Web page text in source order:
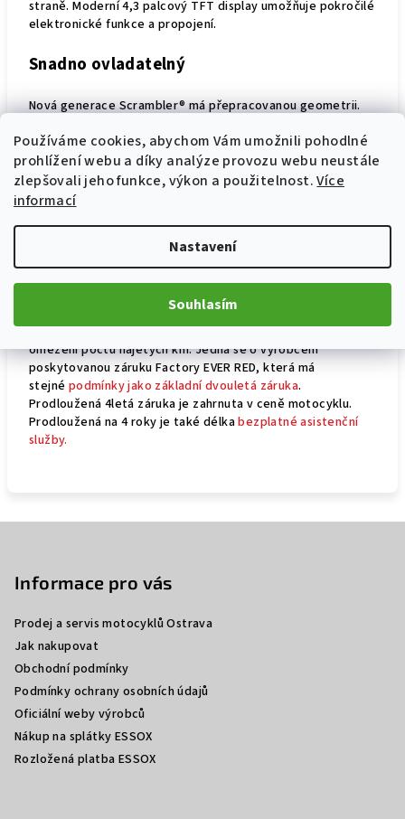
Používáme cookies, abychom Vám umožnili pohodlné
prohlížení webu a díky analýze provozu webu neustále
zlepšovali jeho funkce, výkon a použitelnost.Více
informací
Nastavení
Souhlasím
straně. Moderní 4,3 palcový TFT display umožňuje pokročilé
elektronické funkce a propojení.
Snadno ovladatelný
Nová generace Scrambler® má přepracovanou geometrii.
v centrální poloze. Změněný je úhel řízení a poloha řídítek.
Díky modernizaci motoru Desmodue 800, typického pro
tuto modelovou řadu, došlo ke snížení hmotnosti
motocyklu o 4 kg. Tím vším se ještě více zlepšila
umožňuje pokročilé elektronické funkce a propojení.
Prodloužená záruka 4Ever Ducati
Nově je k základní dvouleté záruce na všechny motocykly
poskytována záruka prodloužená o dalších 24 měsíců bez
omezení počtu najetých km. Jedná se o výrobcem
poskytovanou záruku Factory EVER RED, která má
stejné podmínky jako základní dvouletá záruka.
Prodloužená 4letá záruka je zahrnuta v ceně motocyklu.
Prodloužená na 4 roky je také délkabezplatné asistenční
služby.
Informace pro vás
Prodej a servis motocyklů Ostrava
Jak nakupovat
Obchodní podmínky
Podmínky ochrany osobních údajů
Oficiální weby výrobců
Nákup na splátky ESSOX
Rozložená platba ESSOX